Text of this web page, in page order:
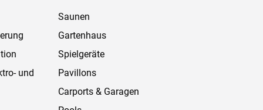
und
Saunen
Gartenhaus
Spielgeräte
Pavillons
Carports & Garagen